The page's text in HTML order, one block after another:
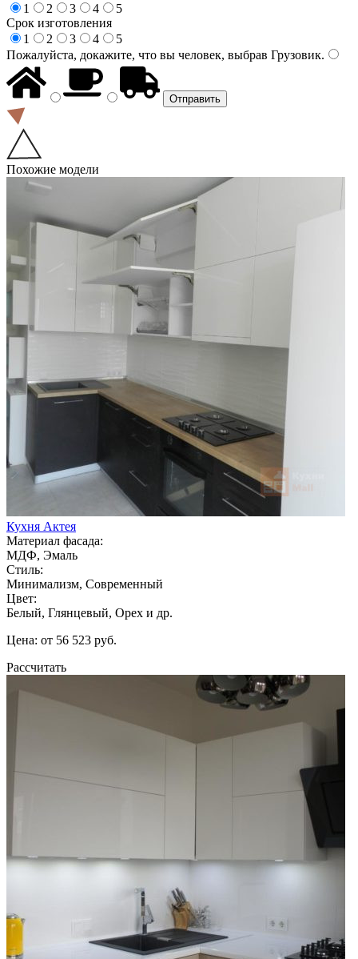
1
2 3 4
5
Срок изготовления
1
2 3 4
5
Пожалуйста, докажите, что вы человек, выбрав Грузовик.
Похожие модели
Кухня Актея
Материал фасада:
МДФ, Эмаль
Стиль:
Минимализм, Современный
Цвет:
Белый, Глянцевый, Орех и др.
Цена: от 56 523 руб.
Рассчитать